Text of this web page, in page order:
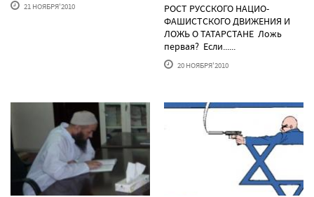
21 НОЯБРЯ'2010
РОСТ РУССКОГО НАЦИО-
ФАШИСТСКОГО ДВИЖЕНИЯ И
ЛОЖЬ О ТАТАРСТАНЕ Ложь
первая? Если......
20 НОЯБРЯ'2010